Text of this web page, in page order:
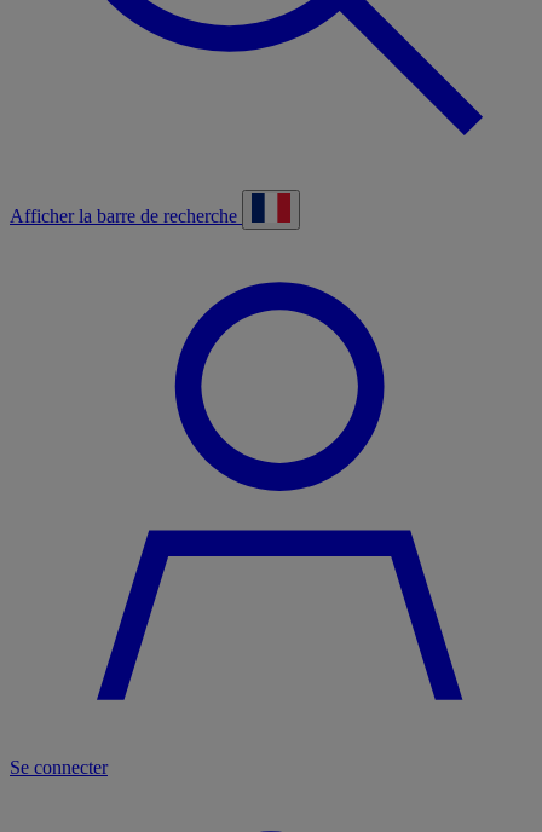
Afficher la barre de recherche
Se connecter